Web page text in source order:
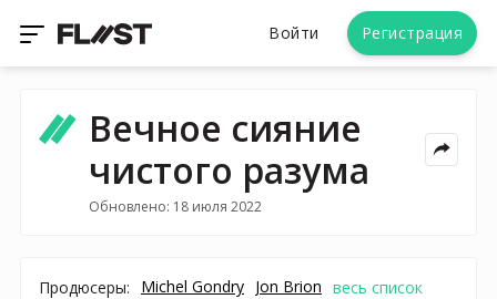
Войти Регистрация
Вечное сияние
чистого разума
Обновлено: 18 июля 2022
Продюсеры: Michel Gondry Jon Brion весь список